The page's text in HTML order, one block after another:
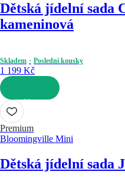
Dětská jídelní sada
kameninová
Skladem Poslední kousky
1 199 Kč
DO KOŠÍKU
Premium
Bloomingville Mini
Dětská jídelní sada